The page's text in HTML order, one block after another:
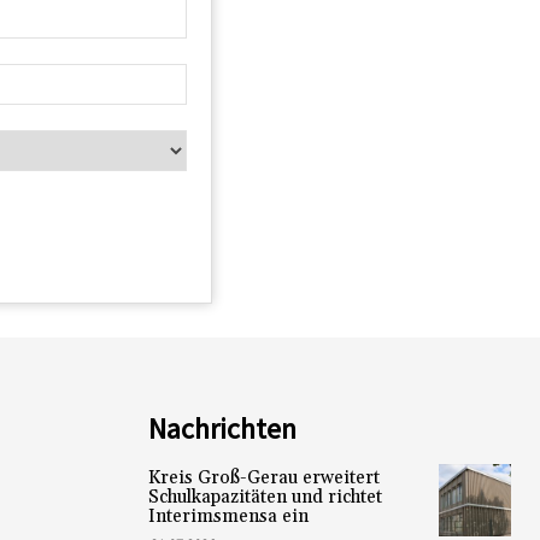
Nachrichten
Kreis Groß-Gerau erweitert
Schulkapazitäten und richtet
Interimsmensa ein